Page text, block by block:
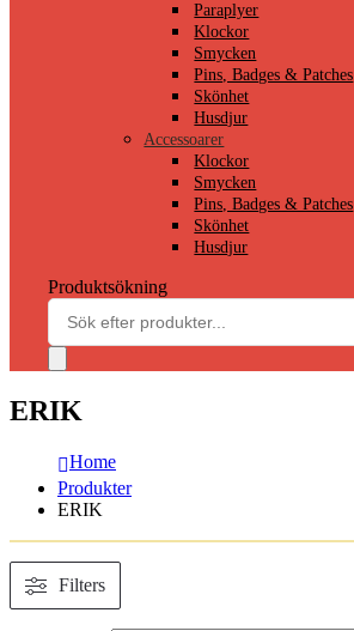
Paraplyer
Klockor
Smycken
Pins, Badges & Patches
Skönhet
Husdjur
Accessoarer
Klockor
Smycken
Pins, Badges & Patches
Skönhet
Husdjur
Produktsökning
ERIK
Home
Produkter
ERIK
Filters